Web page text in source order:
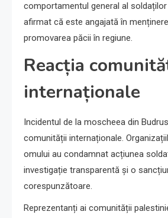
comportamentul general al soldaților
afirmat că este angajată în
promovarea păcii în regiune.
Reacția
internaționale
Incidentul de la moscheea din
comunității internaționale.
omului au condamnat acțiunea
investigație transparentă și o
corespunzătoare.
Reprezentanți ai comunității